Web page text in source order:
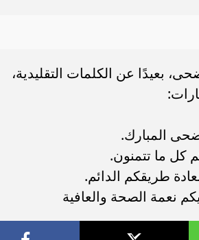
بعيدًا عن الكلمات التقليدية،
المبارك.
كل ما تتمنون.
طريقكم الدائم.
نعمة الصحة والعافية